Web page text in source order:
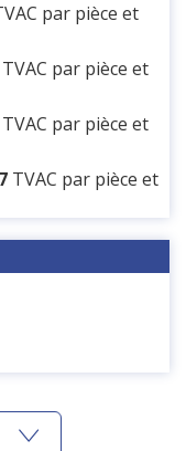
par pièce et
TVAC par pièce et
TVAC par pièce et
TVAC par pièce et